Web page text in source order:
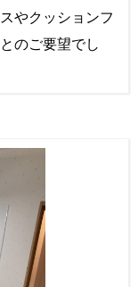
やクッションフ
のご要望でし